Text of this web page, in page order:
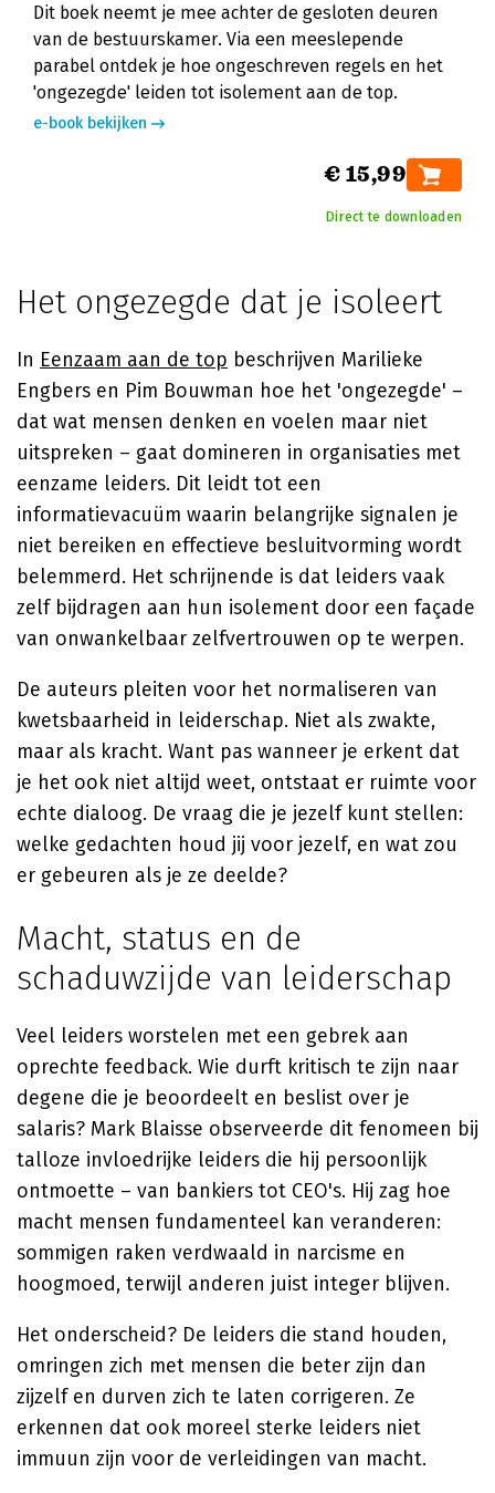
Dit boek neemt je mee achter de gesloten deuren
van de bestuurskamer. Via een meeslepende
parabel ontdek je hoe ongeschreven regels en het
'ongezegde' leiden tot isolement aan de top.
e-book bekijken
€ 15,99
Direct te downloaden
Het ongezegde dat je isoleert
In Eenzaam aan de top beschrijven Marilieke
Engbers en Pim Bouwman hoe het 'ongezegde' –
dat wat mensen denken en voelen maar niet
uitspreken – gaat domineren in organisaties met
eenzame leiders. Dit leidt tot een
informatievacuüm waarin belangrijke signalen je
niet bereiken en effectieve besluitvorming wordt
belemmerd. Het schrijnende is dat leiders vaak
zelf bijdragen aan hun isolement door een façade
van onwankelbaar zelfvertrouwen op te werpen.
De auteurs pleiten voor het normaliseren van
kwetsbaarheid in leiderschap. Niet als zwakte,
maar als kracht. Want pas wanneer je erkent dat
je het ook niet altijd weet, ontstaat er ruimte voor
echte dialoog. De vraag die je jezelf kunt stellen:
welke gedachten houd jij voor jezelf, en wat zou
er gebeuren als je ze deelde?
Macht, status en de
schaduwzijde van leiderschap
Veel leiders worstelen met een gebrek aan
oprechte feedback. Wie durft kritisch te zijn naar
degene die je beoordeelt en beslist over je
salaris? Mark Blaisse observeerde dit fenomeen bij
talloze invloedrijke leiders die hij persoonlijk
ontmoette – van bankiers tot CEO's. Hij zag hoe
macht mensen fundamenteel kan veranderen:
sommigen raken verdwaald in narcisme en
hoogmoed, terwijl anderen juist integer blijven.
Het onderscheid? De leiders die stand houden,
omringen zich met mensen die beter zijn dan
zijzelf en durven zich te laten corrigeren. Ze
erkennen dat ook moreel sterke leiders niet
immuun zijn voor de verleidingen van macht.